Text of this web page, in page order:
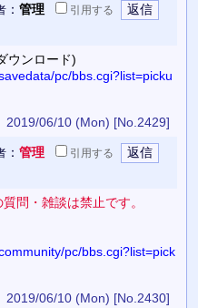
： 管理 引用する
ウンロード)
pc/bbs.cgi?list=picku
2019/06/10 (Mon) [No.2429]
： 管理 引用する
問・雑談は禁止です。
pc/bbs.cgi?list=pick
2019/06/10 (Mon) [No.2430]